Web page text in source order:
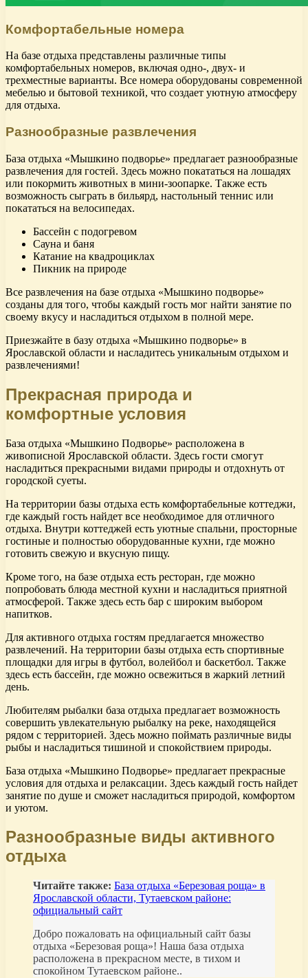
Комфортабельные номера
На базе отдыха представлены различные типы
комфортабельных номеров, включая одно-, двух- и
трехместные варианты. Все номера оборудованы современной
мебелью и бытовой техникой, что создает уютную атмосферу
для отдыха.
Разнообразные развлечения
База отдыха «Мышкино подворье» предлагает разнообразные
развлечения для гостей. Здесь можно покататься на лошадях
или покормить животных в мини-зоопарке. Также есть
возможность сыграть в бильярд, настольный теннис или
покататься на велосипедах.
Бассейн с подогревом
Сауна и баня
Катание на квадроциклах
Пикник на природе
Все развлечения на базе отдыха «Мышкино подворье»
созданы для того, чтобы каждый гость мог найти занятие по
своему вкусу и насладиться отдыхом в полной мере.
Приезжайте в базу отдыха «Мышкино подворье» в
Ярославской области и насладитесь уникальным отдыхом и
развлечениями!
Прекрасная природа и
комфортные условия
База отдыха «Мышкино Подворье» расположена в
живописной Ярославской области. Здесь гости смогут
насладиться прекрасными видами природы и отдохнуть от
городской суеты.
На территории базы отдыха есть комфортабельные коттеджи,
где каждый гость найдет все необходимое для отличного
отдыха. Внутри коттеджей есть уютные спальни, просторные
гостиные и полностью оборудованные кухни, где можно
готовить свежую и вкусную пищу.
Кроме того, на базе отдыха есть ресторан, где можно
попробовать блюда местной кухни и насладиться приятной
атмосферой. Также здесь есть бар с широким выбором
напитков.
Для активного отдыха гостям предлагается множество
развлечений. На территории базы отдыха есть спортивные
площадки для игры в футбол, волейбол и баскетбол. Также
здесь есть бассейн, где можно освежиться в жаркий летний
день.
Любителям рыбалки база отдыха предлагает возможность
совершить увлекательную рыбалку на реке, находящейся
рядом с территорией. Здесь можно поймать различные виды
рыбы и насладиться тишиной и спокойствием природы.
База отдыха «Мышкино Подворье» предлагает прекрасные
условия для отдыха и релаксации. Здесь каждый гость найдет
занятие по душе и сможет насладиться природой, комфортом
и уютом.
Разнообразные виды активного
отдыха
Читайте также: База отдыха «Березовая роща» в
Ярославской области, Тутаевском районе:
официальный сайт
Добро пожаловать на официальный сайт базы
отдыха «Березовая роща»! Наша база отдыха
расположена в прекрасном месте, в тихом и
спокойном Тутаевском районе..